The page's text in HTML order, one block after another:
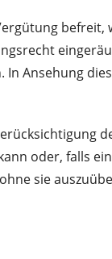
Ansehung
oder, falls
sie